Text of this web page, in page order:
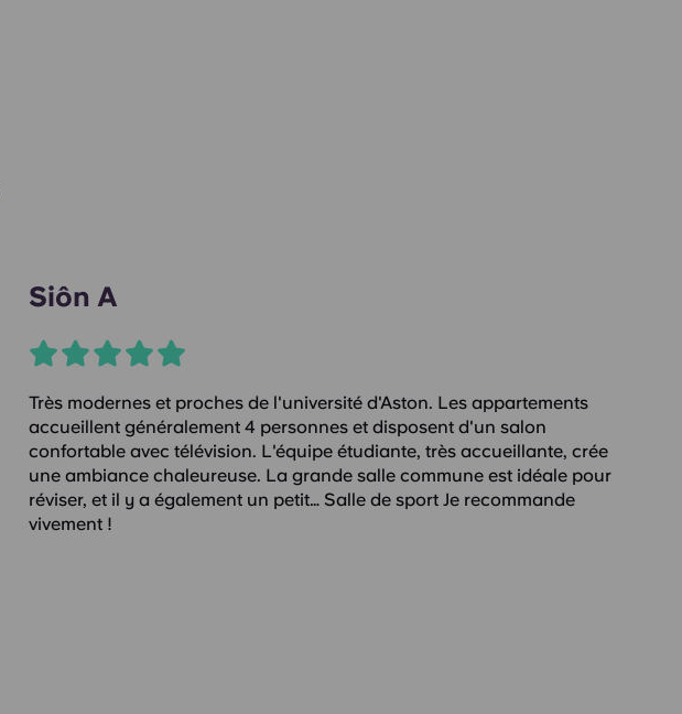
Siôn A
Très modernes et proches de l'université d'Aston. Les appartements
accueillent généralement 4 personnes et disposent d'un salon
confortable avec télévision. L'équipe étudiante, très accueillante, crée
une ambiance chaleureuse. La grande salle commune est idéale pour
réviser, et il y a également un petit… Salle de sport Je recommande
vivement !